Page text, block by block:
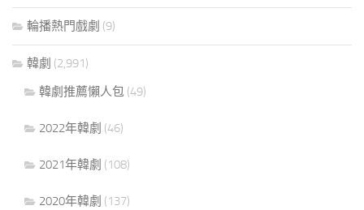
輪播熱門戲劇 (9)
韓劇 (2,991)
韓劇推薦懶人包 (49)
2022年韓劇 (46)
2021年韓劇 (108)
2020年韓劇 (137)